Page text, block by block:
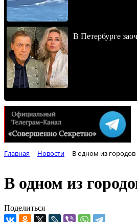
В Петербурге
Главная Новости В одном из городов
В одном из
Поделиться